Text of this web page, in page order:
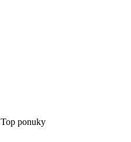
Top ponuky